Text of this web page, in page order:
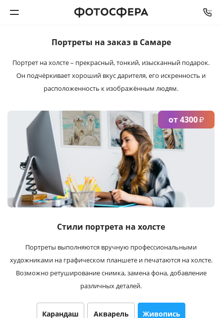
Фотокниги
Интерьерная печать
Фотоподарки
Багетная мастерская
Полиграфия
Магазин
Портреты на заказв Самаре
Портрет на холсте – прекрасный, тонкий, изысканный подарок.
Он подчёркивает хороший вкус дарителя, его искренность и
расположенность к изображённым людям.
от 4300₽
Стили портрета на холсте
Портреты выполняются вручную профессиональными
художниками на графическом планшете и печатаются на холсте.
Возможно ретуширование снимка, замена фона, добавление
различных деталей.
Карандаш Акварель Живопись